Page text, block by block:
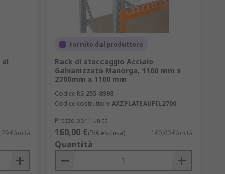
al
€/unità
Fornito dal produttore
Rack di stoccaggio Acciaio
Galvanizzato Manorga, 1100 mm x
2700mm x 1100 mm
Codice RS 255-8998
Codice costruttore AXZPLATEAUFIL2700
Prezzo per 1 unità
160,00 €(IVA esclusa) 160,00 €/unità
Quantità